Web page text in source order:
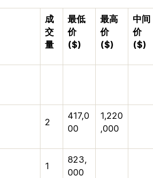
成
交
量
最低
价
($)
最高
价
($)
中间
价
($)
2
417,0
00
1,220
,000
1
823,
000